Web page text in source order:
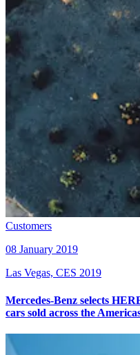
Customers
08 January 2019
Las Vegas, CES 2019
Mercedes-Benz selects
cars sold across the